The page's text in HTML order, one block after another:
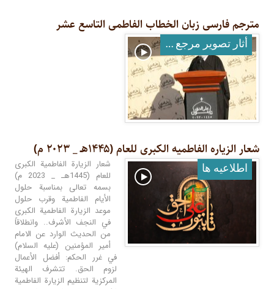
مترجم فارسی زبان الخطاب الفاطمی التاسع عشر
أثار تصوير مرجع معظم له
شعار الزیاره الفاطمیه الکبرى للعام (۱۴۴۵هـ _ ۲۰۲۳ م)
اطلاعيه ها
شعار الزيارة الفاطمية الكبرى
للعام (1445هـ _ 2023 م)
بسمه تعالى بمناسبة حلول
الأيام الفاطمية وقرب حلول
موعد الزيارة الفاطمية الكبرى
في النجف الأشرف.. وانطلاقاً
من الحديث الوارد عن الامام
أمير المؤمنين (عليه السلام)
في غرر الحكم: أفضل الأعمال
لزوم الحق. تتشرف الهيئة
المركزية لتنظيم الزيارة الفاطمية